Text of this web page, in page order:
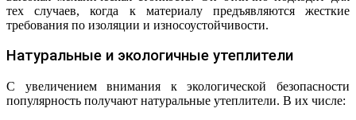
тех случаев, когда к материалу предъявляются жесткие
требования по изоляции и износоустойчивости.
Натуральные и экологичные утеплители
С увеличением внимания к экологической безопасности
популярность получают натуральные утеплители. В их числе: